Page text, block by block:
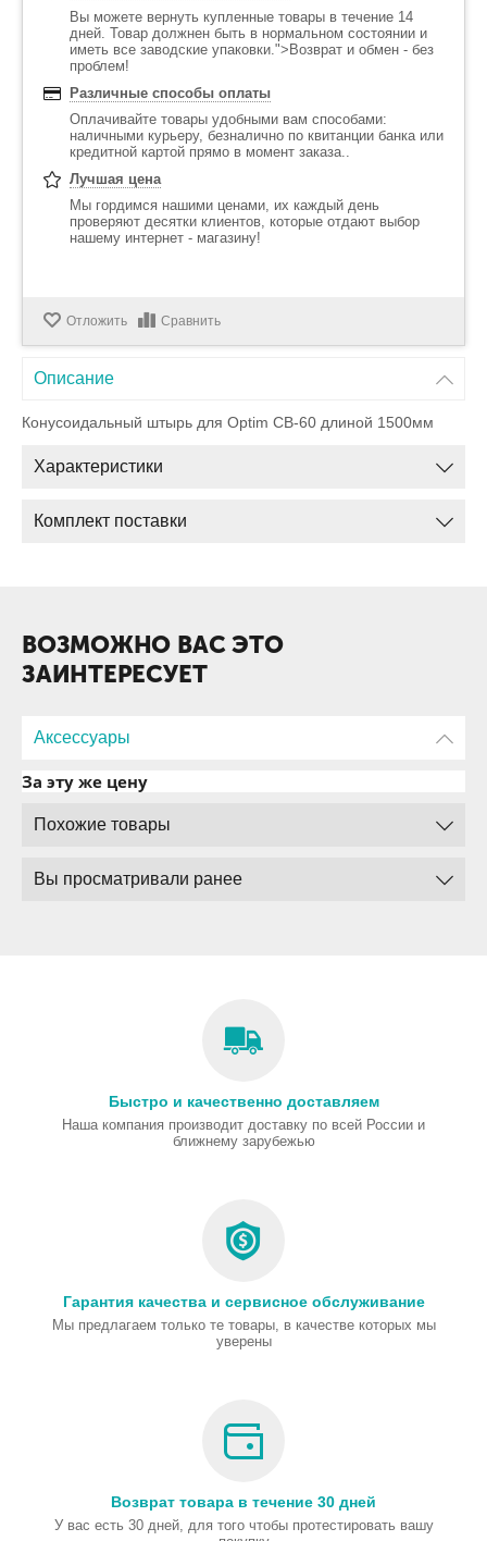
Вы можете вернуть купленные товары в течение 14
дней. Товар должнен быть в нормальном состоянии и
иметь все заводские упаковки.">Возврат и обмен - без
проблем!
Различные способы оплаты
Оплачивайте товары удобными вам способами:
наличными курьеру, безналично по квитанции банка или
кредитной картой прямо в момент заказа..
Лучшая цена
Мы гордимся нашими ценами, их каждый день
проверяют десятки клиентов, которые отдают выбор
нашему интернет - магазину!
Отложить Сравнить
Описание
Конусоидальный штырь для Optim СВ-60 длиной 1500мм
Характеристики
Комплект поставки
ВОЗМОЖНО ВАС ЭТО
ЗАИНТЕРЕСУЕТ
Аксессуары
За эту же цену
Похожие товары
Вы просматривали ранее
Быстро и качественно доставляем
Наша компания производит доставку по всей России и
ближнему зарубежью
Гарантия качества и сервисное обслуживание
Мы предлагаем только те товары, в качестве которых мы
уверены
Возврат товара в течение 30 дней
У вас есть 30 дней, для того чтобы протестировать вашу